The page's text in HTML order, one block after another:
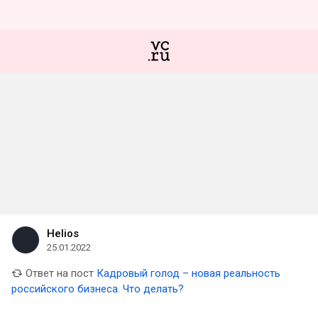
Helios
25.01.2022
Ответ на пост Кадровый голод – новая реальность
российского бизнеса. Что делать?